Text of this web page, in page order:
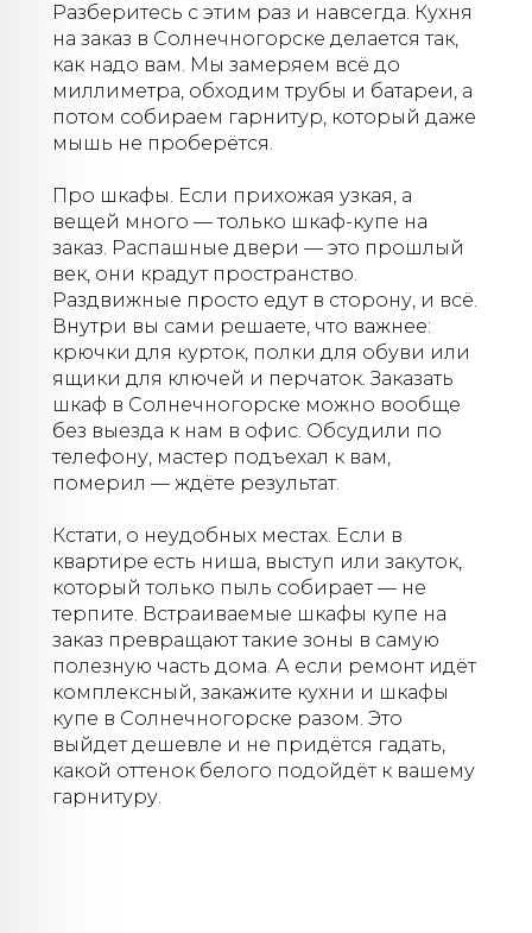
Разберитесь с этим раз и навсегда. Кухня
на заказ в Солнечногорске делается так,
как надо вам. Мы замеряем всё до
миллиметра, обходим трубы и батареи, а
потом собираем гарнитур, который даже
мышь не проберётся.
Про шкафы. Если прихожая узкая, а
вещей много — только шкаф-купе на
заказ. Распашные двери — это прошлый
век, они крадут пространство.
Раздвижные просто едут в сторону, и всё.
Внутри вы сами решаете, что важнее:
крючки для курток, полки для обуви или
ящики для ключей и перчаток. Заказать
шкаф в Солнечногорске можно вообще
без выезда к нам в офис. Обсудили по
телефону, мастер подъехал к вам,
померил — ждёте результат.
Кстати, о неудобных местах. Если в
квартире есть ниша, выступ или закуток,
который только пыль собирает — не
терпите. Встраиваемые шкафы купе на
заказ превращают такие зоны в самую
полезную часть дома. А если ремонт идёт
комплексный, закажите кухни и шкафы
купе в Солнечногорске разом. Это
выйдет дешевле и не придётся гадать,
какой оттенок белого подойдёт к вашему
гарнитуру.